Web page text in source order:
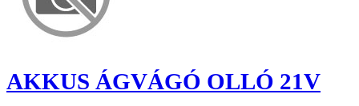
AKKUS ÁGVÁGÓ OLLÓ 21V